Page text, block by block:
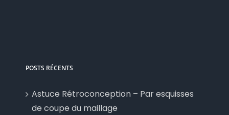
POSTS RÉCENTS
Astuce Rétroconception – Par esquisses
de coupe du maillage